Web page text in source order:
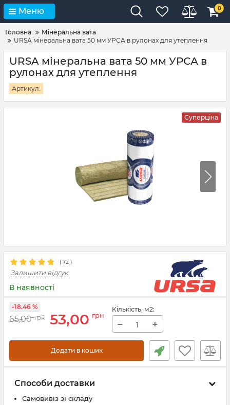
Меню 0
Головна
Мінеральна вата
URSA мінеральна вата 50 мм УРСА в рулонах для утеплення
URSA мінеральна вата 50 мм УРСА в
рулонах для утеплення
Артикул:
Суперціна
( 72 )
Залишити відгук
В наявності
65,00 грн 53,00 грн
-18.46 % Кількість, м2:
− +
Додати в кошик
Способи доставки
Самовивіз зі складу